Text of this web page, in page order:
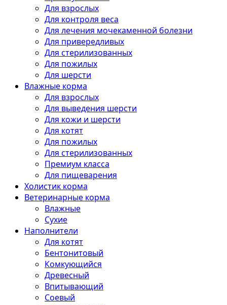
Для взрослых
Для контроля веса
Для лечения мочекаменной болезни
Для привередливых
Для стерилизованных
Для пожилых
Для шерсти
Влажные корма
Для взрослых
Для выведения шерсти
Для кожи и шерсти
Для котят
Для пожилых
Для стерилизованных
Премиум класса
Для пищеварения
Холистик корма
Ветеринарные корма
Влажные
Сухие
Наполнители
Для котят
Бентонитовый
Комкующийся
Древесный
Впитывающий
Соевый